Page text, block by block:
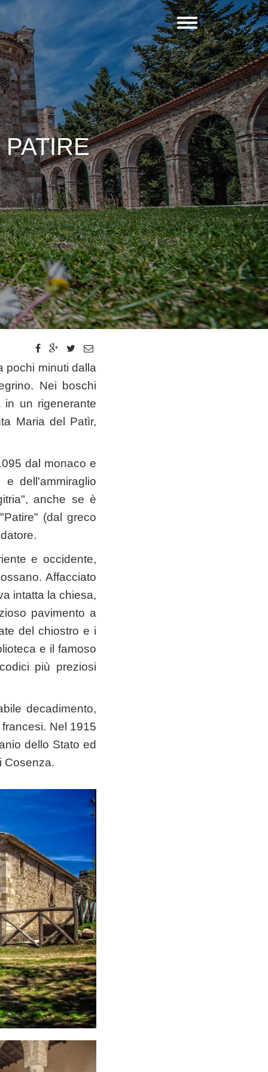
pochi minuti dalla
Nei boschi
in un rigenerante
Maria del Patìr,
dal monaco e
dell'ammiraglio
anche se è
(dal greco
e occidente,
Affacciato
intatta la chiesa,
pavimento a
del chiostro e i
e il famoso
più preziosi
decadimento,
Nel 1915
dello Stato ed
Cosenza.